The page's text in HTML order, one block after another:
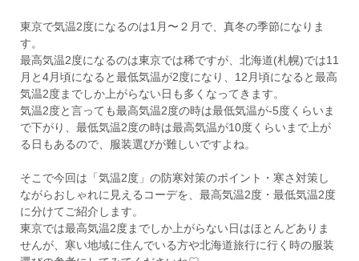
東京で気温2度になるのは1月〜２月で、真冬の季節になりま
す。
最高気温2度になるのは東京では稀ですが、北海道(札幌)では11
月と4月頃になると最低気温が2度になり、12月頃になると最高
気温2度までしか上がらない日も多くなってきます。
気温2度と言っても最高気温2度の時は最低気温が-5度くらいま
で下がり、最低気温2度の時は最高気温が10度くらいまで上が
る日もあるので、服装選びが難しいですよね。
そこで今回は「気温2度」の防寒対策のポイント・寒さ対策し
ながらおしゃれに見えるコーデを、最高気温2度・最低気温2度
に分けてご紹介します。
東京では最高気温2度までしか上がらない日はほとんどありま
せんが、寒い地域に住んでいる方や北海道旅行に行く時の服装